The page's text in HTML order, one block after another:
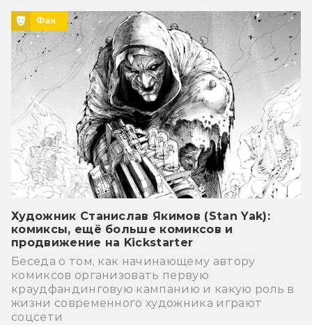
Фан
Художник Станислав Якимов (Stan Yak):
комиксы, ещё больше комиксов и
продвижение на Kickstarter
Беседа о том, как начинающему автору
комиксов организовать первую
краудфандинговую кампанию и какую роль в
жизни современного художника играют
соцсети